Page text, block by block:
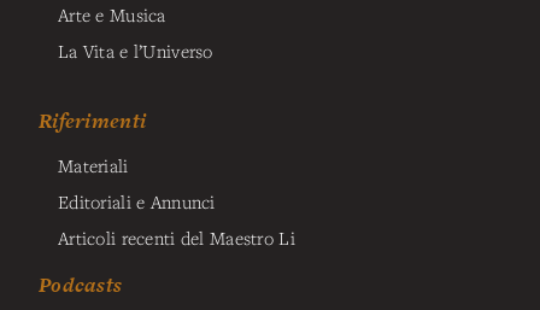
Arte e Musica
La Vita e l’Universo
Riferimenti
Materiali
Editoriali e Annunci
Articoli recenti del Maestro Li
Podcasts